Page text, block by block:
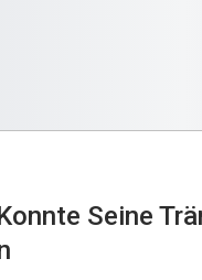
Seine